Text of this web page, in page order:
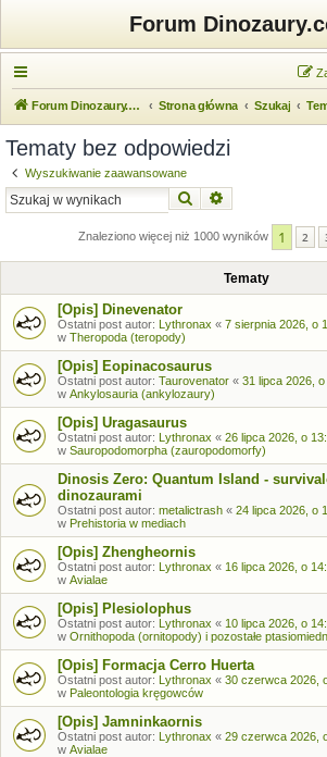
Forum
Forum Dinozaury.com Strona główna Szukaj
Tematy bez odpowiedzi
Wyszukiwanie zaawansowane
Szukaj
Znaleziono więcej niż 1000 wyników 1 2
Tematy
[Opis] Dinevenator
Ostatni post autor: Lythronax « 7 sierpnia 2026, o
w Theropoda (teropody)
[Opis] Eopinacosaurus
Ostatni post autor: Taurovenator « 31 lipca 2026,
w Ankylosauria (ankylozaury)
[Opis] Uragasaurus
Ostatni post autor: Lythronax « 26 lipca 2026, o
w Sauropodomorpha (zauropodomorfy)
Dinosis Zero: Quantum Island -
dinozaurami
Ostatni post autor: metalictrash « 24 lipca 2026, o
w Prehistoria w mediach
[Opis] Zhengheornis
Ostatni post autor: Lythronax « 16 lipca 2026, o
w Avialae
[Opis] Plesiolophus
Ostatni post autor: Lythronax « 10 lipca 2026, o
w Ornithopoda (ornitopody) i pozostałe
[Opis] Formacja Cerro Huerta
Ostatni post autor: Lythronax « 30 czerwca 2026,
w Paleontologia kręgowców
[Opis] Jamninkaornis
Ostatni post autor: Lythronax « 29 czerwca 2026,
w Avialae